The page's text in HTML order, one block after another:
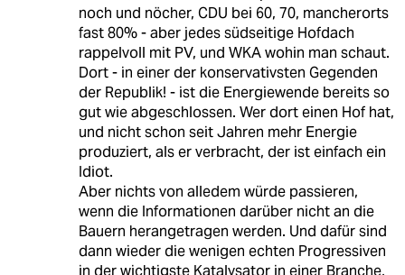
noch und nöcher, CDU bei 60, 70, mancherorts
fast 80% - aber jedes südseitige Hofdach
rappelvoll mit PV, und WKA wohin man schaut.
Dort - in einer der konservativsten Gegenden
der Republik! - ist die Energiewende bereits so
gut wie abgeschlossen. Wer dort einen Hof hat,
und nicht schon seit Jahren mehr Energie
produziert, als er verbracht, der ist einfach ein
Idiot.
Aber nichts von alledem würde passieren,
wenn die Informationen darüber nicht an die
Bauern herangetragen werden. Und dafür sind
dann wieder die wenigen echten Progressiven
in der wichtigste Katalysator in einer Branche,